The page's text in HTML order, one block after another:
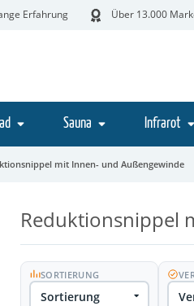
Erfahrung Über 13.000
Sauna Infrarot
mit Innen- und Außengewinde
Reduktionsnippel
A
Z SORTIERUNG
Sortierung